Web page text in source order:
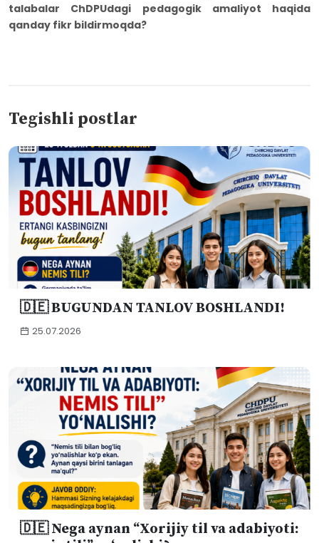
talabalar ChDPUdagi pedagogik amaliyot haqida
qanday fikr bildirmoqda?
Tegishli postlar
🇩🇪 BUGUNDAN TANLOV BOSHLANDI!
25.07.2026
🇩🇪 Nega aynan “Xorijiy til va adabiyoti: